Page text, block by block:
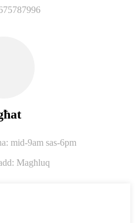
mid-9am sas-6pm
Magħluq